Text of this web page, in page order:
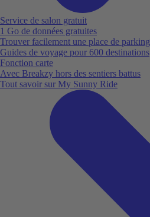
Service de salon gratuit
1 Go de données gratuites
Trouver facilement une place de parking
Guides de voyage pour 600 destinations
Fonction carte
Avec Breakzy hors des sentiers battus
Tout savoir sur My Sunny Ride